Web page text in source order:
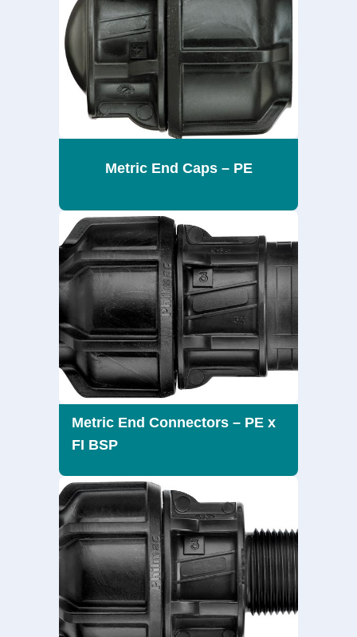
Metric End Caps – PE
Metric End Connectors – PE x
FI BSP